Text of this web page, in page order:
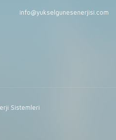
info@yukselgunesenerjisi.com
Sistemleri